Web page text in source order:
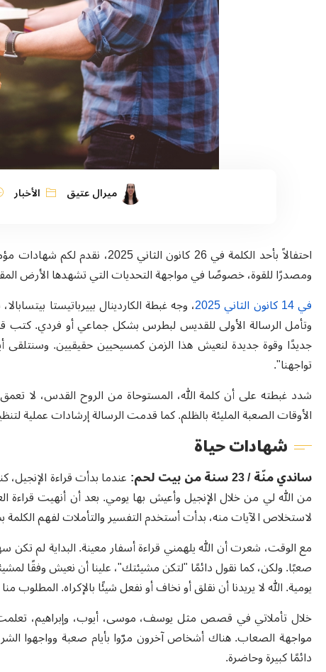
ميرال عتيق الأخبار
احتفالاً بأحد الكلمة في 26
ومصدرًا للقوة، خصوصًا في مواجهة التحديات التي تشهدها الأرض
في 14 كانون الثاني 2025
، وجه غبطة الكاردينال بييرباتيستا
وتأمل الرسالة الأولى للقديس لبطرس بشكل جماعي أو فردي. كتب
جديدًا وقوة جديدة لنعيش هذا الزمن كمسيحيين حقيقيين.
تواجهنا".
شدد غبطته على أن كلمة الله، المستوحاة من الروح القدس، لا
الأوقات الصعبة المليئة بالظلم. كما قدمت الرسالة إرشادات عملية
شهادات حياة
ساندي منّة / 23 سنة من بيت لحم:
عندما بدأت قراءة
من الله لي من خلال الإنجيل وأعيش بها يومي. بعد أن أنهيت قراءة
لاستخلاص الآيات منه، بدأت أستخدم التفسير والتأملات لفهم
مع الوقت، شعرت أن الله يلهمني قراءة أسفار معينة. البداية لم تكن
صعبًا. ولكن، كما نقول دائمًا "لتكن مشيئتك"، علينا أن نعيش وفقًا
يومية. الله لا يريدنا أن نقلق أو نخاف أو نفعل شيئًا بالإكراه. المطلوب
خلال تأملاتي في قصص مثل يوسف، موسى، أيوب، وإبراهيم، تعلمت
مواجهة الصعاب. هناك أشخاص آخرون مرّوا بأيام صعبة وواجهوا
دائمًا كبيرة وحاضرة.